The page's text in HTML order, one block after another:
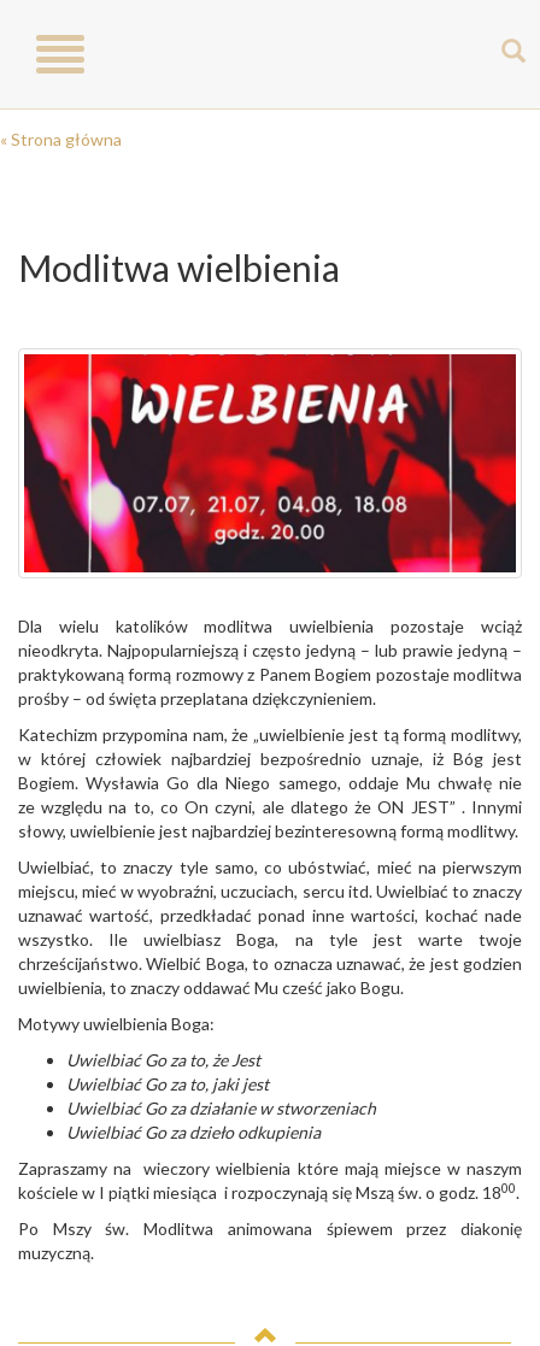
Toggle
navigation
« Strona główna
Modlitwa wielbienia
Dla wielu katolików modlitwa uwielbienia pozostaje wciąż
nieodkryta. Najpopularniejszą i często jedyną – lub prawie jedyną –
praktykowaną formą rozmowy z Panem Bogiem pozostaje modlitwa
prośby – od święta przeplatana dziękczynieniem.
Katechizm przypomina nam, że „uwielbienie jest tą formą modlitwy,
w której człowiek najbardziej bezpośrednio uznaje, iż Bóg jest
Bogiem. Wysławia Go dla Niego samego, oddaje Mu chwałę nie
ze względu na to, co On czyni, ale dlatego że ON JEST” . Innymi
słowy, uwielbienie jest najbardziej bezinteresowną formą modlitwy.
Uwielbiać, to znaczy tyle samo, co ubóstwiać, mieć na pierwszym
miejscu, mieć w wyobraźni, uczuciach, sercu itd. Uwielbiać to znaczy
uznawać wartość, przedkładać ponad inne wartości, kochać nade
wszystko. Ile uwielbiasz Boga, na tyle jest warte twoje
chrześcijaństwo. Wielbić Boga, to oznacza uznawać, że jest godzien
uwielbienia, to znaczy oddawać Mu cześć jako Bogu.
Motywy uwielbienia Boga:
Uwielbiać Go za to, że Jest
Uwielbiać Go za to, jaki jest
Uwielbiać Go za działanie w stworzeniach
Uwielbiać Go za dzieło odkupienia
Zapraszamy na wieczory wielbienia które mają miejsce w naszym
kościele w I piątki miesiąca i rozpoczynają się Mszą św. o godz. 1800.
Po Mszy św. Modlitwa animowana śpiewem przez diakonię
muzyczną.